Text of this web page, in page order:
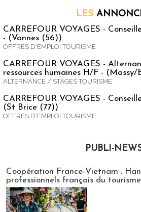
LES
CARREFOUR VOYAGES -
- (Vannes (56))
OFFRES D'EMPLOI TOURISME
CARREFOUR VOYAGES -
ressources humaines H/F - (Massy/
ALTERNANCE / STAGES TOURISME
CARREFOUR VOYAGES -
(St Brice (77))
OFFRES D'EMPLOI TOURISME
PUBLI-
Coopération France-Vietnam :
professionnels français du tourisme